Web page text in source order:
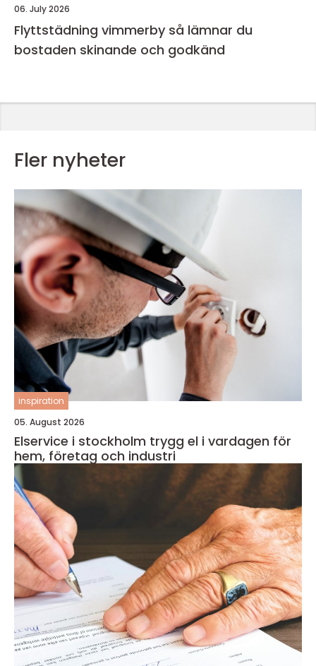
06. July 2026
Flyttstädning vimmerby så lämnar du
bostaden skinande och godkänd
Fler nyheter
inspiration
05. August 2026
Elservice i stockholm trygg el i vardagen för
hem, företag och industri